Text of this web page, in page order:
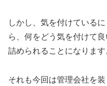
しかし、気を付けている
ら、何をどう気を付けて
詰められることになります
それも今回は管理会社を